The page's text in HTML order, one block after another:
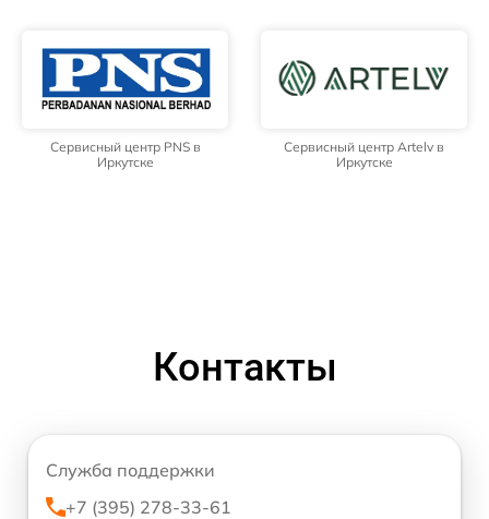
Сервисный центр PNS в
Иркутске
Сервисный центр Artelv в
Иркутске
Контакты
Служба поддержки
+7 (395) 278-33-61